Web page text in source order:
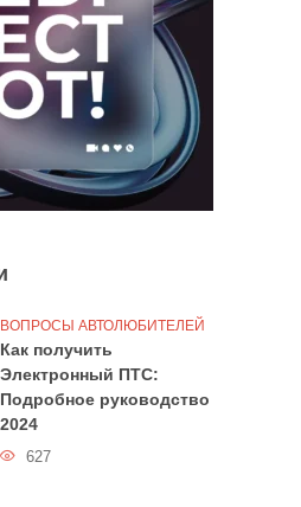
ВОПРОСЫ АВТОЛЮБИТЕЛЕЙ
Как получить
Электронный ПТС:
Подробное руководство
2024
627